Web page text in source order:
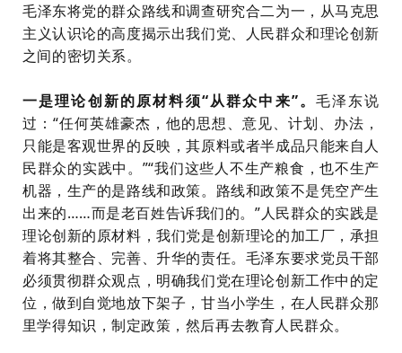
毛泽东将党的群众路线和调查研究合二为一，从马克思
主义认识论的高度揭示出我们党、人民群众和理论创新
之间的密切关系。
一是理论创新的原材料须“从群众中来”。 毛泽东说
过：“任何英雄豪杰，他的思想、意见、计划、办法，
只能是客观世界的反映，其原料或者半成品只能来自人
民群众的实践中。”“我们这些人不生产粮食，也不生产
机器，生产的是路线和政策。路线和政策不是凭空产生
出来的……而是老百姓告诉我们的。”人民群众的实践是
理论创新的原材料，我们党是创新理论的加工厂，承担
着将其整合、完善、升华的责任。毛泽东要求党员干部
必须贯彻群众观点，明确我们党在理论创新工作中的定
位，做到自觉地放下架子，甘当小学生，在人民群众那
里学得知识，制定政策，然后再去教育人民群众。